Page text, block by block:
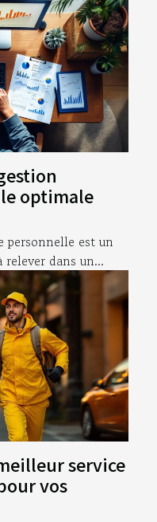
optimale
est un
relever dans un...
service
vos